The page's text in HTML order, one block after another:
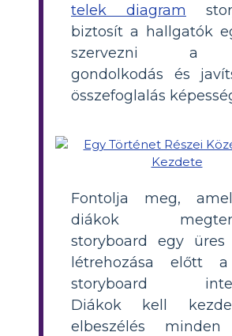
telek diagram
biztosít a hallgatók
szervezni a
gondolkodás és
összefoglalás
Fontolja meg,
diákok
storyboard egy üres
létrehozása előtt
storyboard
Diákok kell
elbeszélés minden